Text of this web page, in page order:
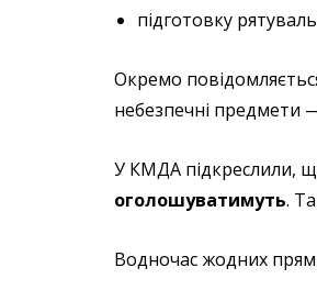
підготовку
Окремо
небезпечні предмети
У КМДА підкреслили,
оголошуватимуть.
Водночас жодних